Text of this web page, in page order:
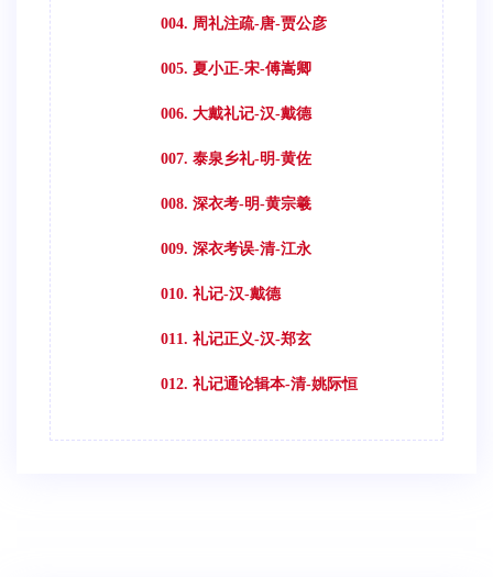
004. 周礼注疏-唐-贾公彦
005. 夏小正-宋-傅嵩卿
006. 大戴礼记-汉-戴德
007. 泰泉乡礼-明-黄佐
008. 深衣考-明-黄宗羲
009. 深衣考误-清-江永
010. 礼记-汉-戴德
011. 礼记正义-汉-郑玄
012. 礼记通论辑本-清-姚际恒